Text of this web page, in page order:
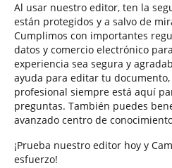
Al usar nuestro editor, ten la
están protegidos y a salvo de
Cumplimos con importantes
datos y comercio electrónico
experiencia sea segura y
ayuda para editar tu
profesional siempre está aquí
preguntas. También puedes
avanzado centro de
¡Prueba nuestro editor hoy y
esfuerzo!